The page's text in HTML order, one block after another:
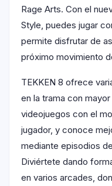
Rage Arts. Con el
Style, puedes jugar
permite disfrutar de
próximo movimiento
TEKKEN 8 ofrece
en la trama con
videojuegos con el
jugador, y conoce
mediante episodios
Diviértete dando
en varios arcades,